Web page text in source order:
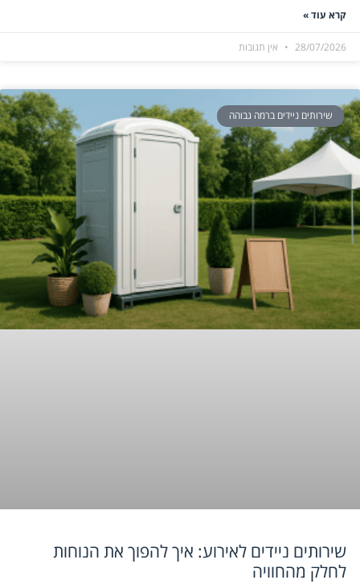
קרא עוד »
28/07/2026 אין תגובות
שירותים ניידים ברמה גבוהה
שירותים ניידים לאירוע: איך להפוך את הנוחות
לחלק מהחוויה